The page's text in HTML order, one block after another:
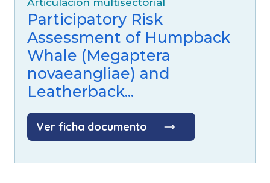
Articulación multisectorial
Participatory Risk
Assessment of Humpback
Whale (Megaptera
novaeangliae) and
Leatherback...
Ver ficha documento